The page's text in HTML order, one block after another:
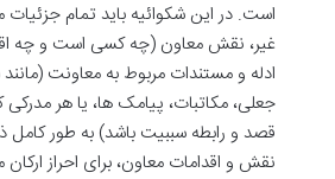
است. در این شکوائیه باید تمام
غیر، نقش معاون (چه کسی است و چه
ادله و مستندات مربوط به معاونت
جعلی، مکاتبات، پیامک ها، یا هر
قصد و رابطه سببیت باشد) به طور
نقش و اقدامات معاون، برای احراز